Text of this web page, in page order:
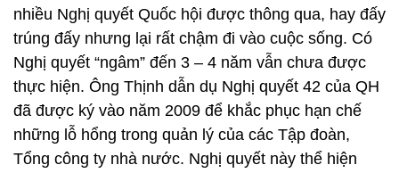
nhiều Nghị quyết Quốc hội được thông qua, hay đấy
trúng đấy nhưng lại rất chậm đi vào cuộc sống. Có
Nghị quyết “ngâm” đến 3 – 4 năm vẫn chưa được
thực hiện. Ông Thịnh dẫn dụ Nghị quyết 42 của QH
đã được ký vào năm 2009 để khắc phục hạn chế
những lỗ hổng trong quản lý của các Tập đoàn,
Tổng công ty nhà nước. Nghị quyết này thể hiện